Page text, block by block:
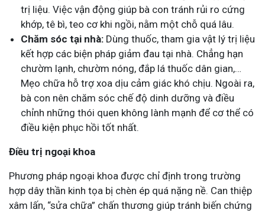
trị liệu. Việc vận động giúp bà con tránh rủi ro cứng
khớp, tê bì, teo cơ khi ngồi, nằm một chỗ quá lâu.
Chăm sóc tại nhà: Dùng thuốc, tham gia vật lý trị liệu
kết hợp các biện pháp giảm đau tại nhà. Chẳng hạn
chườm lạnh, chườm nóng, đắp lá thuốc dân gian,…
Mẹo chữa hỗ trợ xoa dịu cảm giác khó chịu. Ngoài ra,
bà con nên chăm sóc chế độ dinh dưỡng và điều
chỉnh những thói quen không lành mạnh để cơ thể có
điều kiện phục hồi tốt nhất.
Điều trị ngoại khoa
Phương pháp ngoại khoa được chỉ định trong trường
hợp dây thần kinh tọa bị chèn ép quá nặng nề. Can thiệp
xâm lấn, “sửa chữa” chấn thương giúp tránh biến chứng